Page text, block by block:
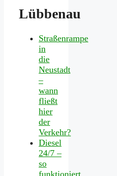
Lübbenau
Straßenrampe
in
die
Neustadt
–
wann
fließt
hier
der
Verkehr?
Diesel
24/7 –
so